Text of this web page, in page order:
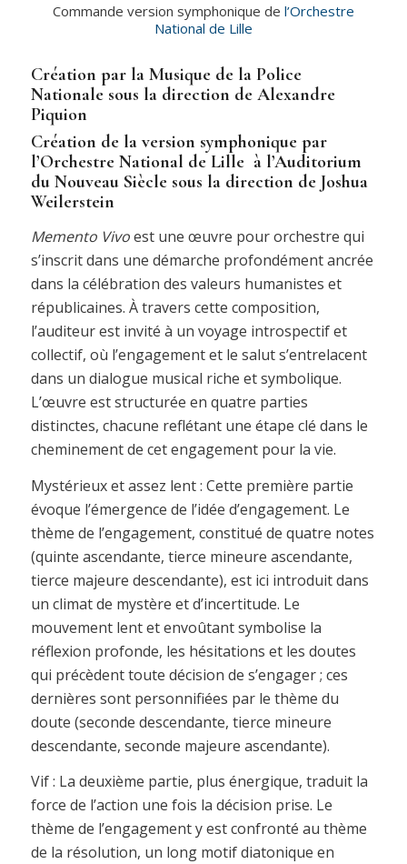
Commande version symphonique de l’Orchestre
National de Lille
Création par la Musique de la Police
Nationale sous la direction de Alexandre
Piquion
Création de la version symphonique par
l’Orchestre National de Lille à l’Auditorium
du Nouveau Sièclesous la direction de Joshua
Weilerstein
Memento Vivoest une œuvre pour orchestre qui
s’inscrit dans une démarche profondément ancrée
dans la célébration des valeurs humanistes et
républicaines. À travers cette composition,
l’auditeur est invité à un voyage introspectif et
collectif, où l’engagement et le salut s’entrelacent
dans un dialogue musical riche et symbolique.
L’œuvre est structurée en quatre parties
distinctes, chacune reflétant une étape clé dans le
cheminement de cet engagement pour la vie.
Mystérieux et assez lent : Cette première partie
évoque l’émergence de l’idée d’engagement. Le
thème de l’engagement, constitué de quatre notes
(quinte ascendante, tierce mineure ascendante,
tierce majeure descendante), est ici introduit dans
un climat de mystère et d’incertitude. Le
mouvement lent et envoûtant symbolise la
réflexion profonde, les hésitations et les doutes
qui précèdent toute décision de s’engager ; ces
dernières sont personnifiées par le thème du
doute (seconde descendante, tierce mineure
descendante, seconde majeure ascendante).
Vif : La deuxième partie, plus énergique, traduit la
force de l’action une fois la décision prise. Le
thème de l’engagement y est confronté au thème
de la résolution, un long motif diatonique en